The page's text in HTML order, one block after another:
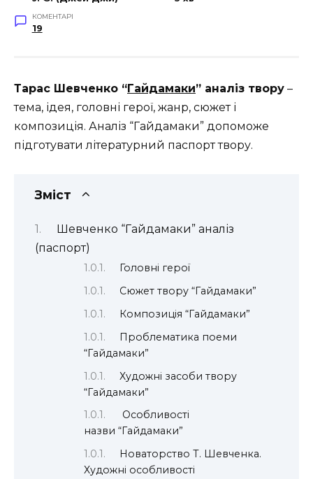
КОМЕНТАРІ
19
Тарас Шевченко “Гайдамаки” аналіз твору –
тема, ідея, головні герої, жанр, сюжет і
композиція. Аналіз “Гайдамаки” допоможе
підготувати літературний паспорт твору.
Зміст
Шевченко “Гайдамаки” аналіз
(паспорт)
Головні герої
Сюжет твору “Гайдамаки”
Композиція “Гайдамаки”
Проблематика поеми
“Гайдамаки”
Художні засоби твору
“Гайдамаки”
Особливості
назви “Гайдамаки”
Новаторство Т. Шевченка.
Художні особливості